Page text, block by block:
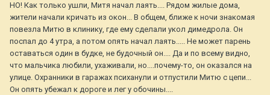
НО! Как только ушли, Митя начал лаять.... Рядом жилые дома,
жители начали кричать из окон... В общем, ближе к ночи знакомая
повезла Митю в клинику, где ему сделали укол димедрола. Он
поспал до 4 утра, а потом опять начал лаять..... Не может парень
оставаться один в будке, не будочный он.... Да и по всему видно,
что мальчика любили, ухаживали, но....почему-то, он оказался на
улице. Охранники в гаражах психанули и отпустили Митю с цепи...
Он опять убежал к дороге и лег у обочины....